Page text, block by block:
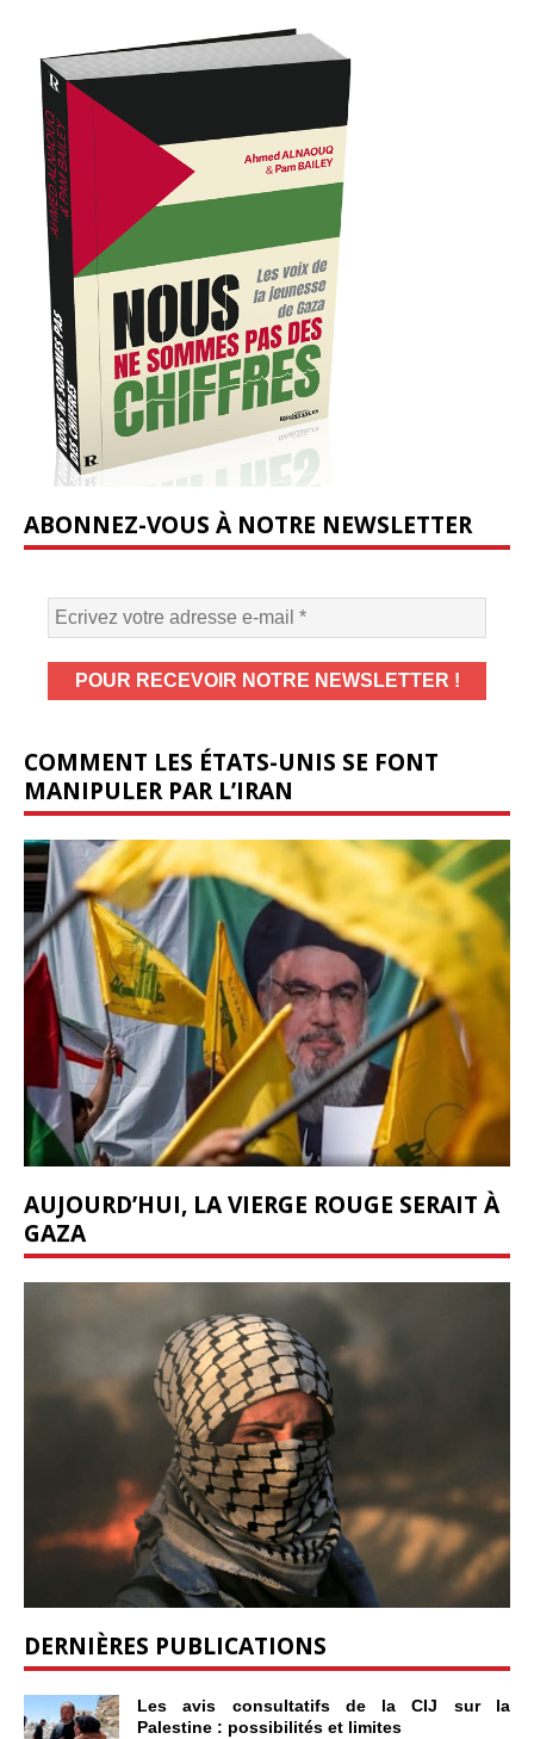
ABONNEZ-VOUS À NOTRE NEWSLETTER
COMMENT LES ÉTATS-UNIS SE FONT
MANIPULER PAR L’IRAN
AUJOURD’HUI, LA VIERGE ROUGE SERAIT À
GAZA
DERNIÈRES PUBLICATIONS
Les avis consultatifs de la CIJ sur la
Palestine : possibilités et limites